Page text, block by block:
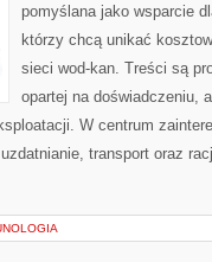
pomyślana jako wsparcie
którzy chcą unikać
sieci wod-kan. Treści są
opartej na doświadczeniu,
W centrum
transport oraz